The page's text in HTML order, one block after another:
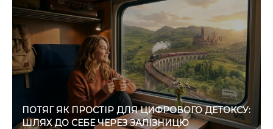
ПОТЯГ ЯК ПРОСТІР ДЛЯ ЦИФРОВОГО ДЕТОКСУ:
ШЛЯХ ДО СЕБЕ ЧЕРЕЗ ЗАЛІЗНИЦЮ